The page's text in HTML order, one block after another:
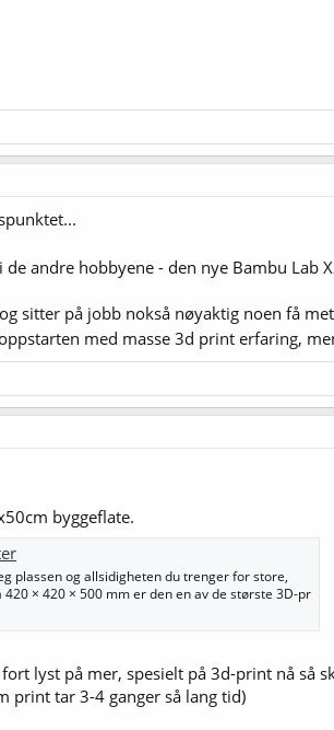
andre hobbyene - den nye Bambu Lab
sitter på jobb nokså nøyaktig noen få
med masse 3d print erfaring,
byggeflate.
plassen og allsidigheten du trenger for store,
× 420 × 500 mm er den en av de største 3D-pr
lyst på mer, spesielt på 3d-print nå så
print tar 3-4 ganger så lang tid)